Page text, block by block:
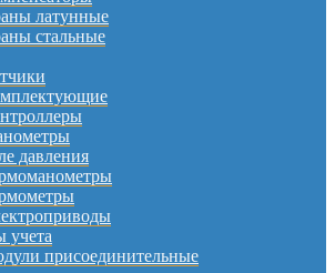
латунные
стальные
давления
учета
присоединительные